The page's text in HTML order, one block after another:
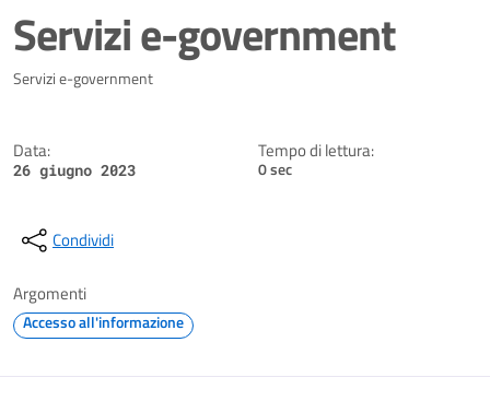
Servizi e-government
Dettagli della notizia
Servizi e-government
Data:
26 giugno 2023
Tempo di lettura:
0 sec
Condividi
Argomenti
Accesso all'informazione